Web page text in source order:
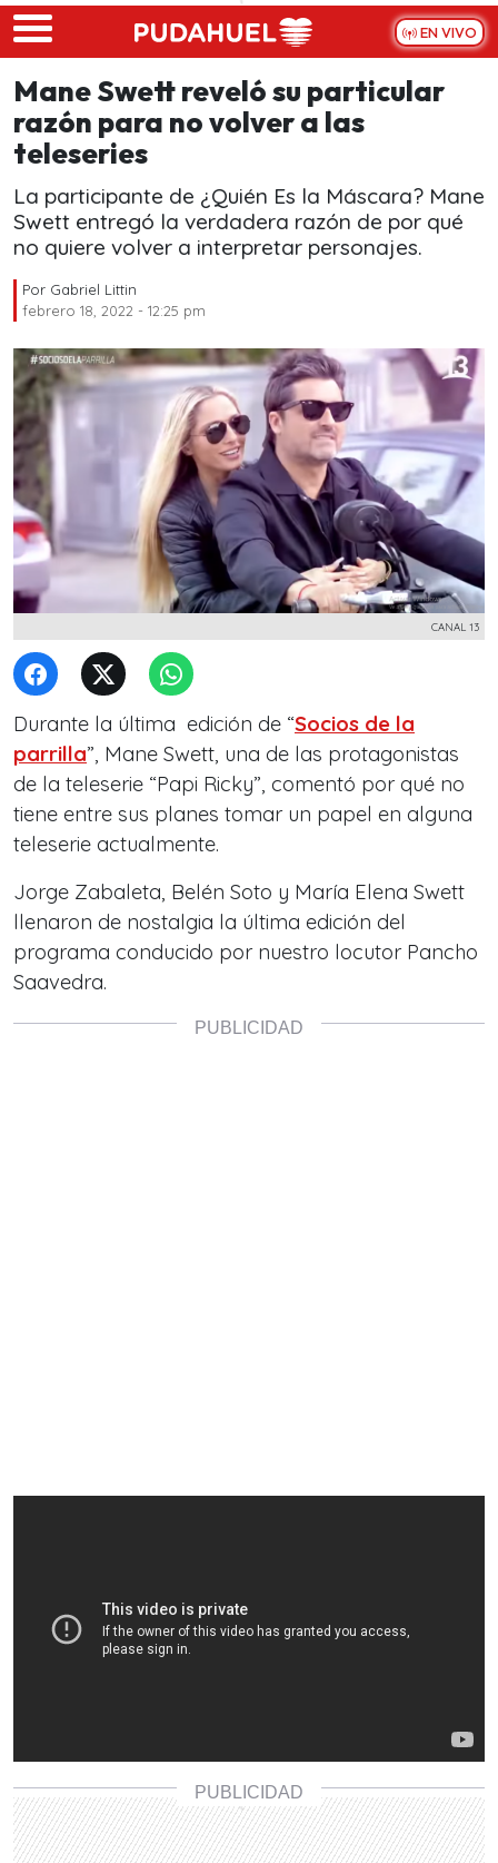
Skip to main content
EN VIVO
Mane Swett reveló su particular
razón para no volver a las
teleseries
La participante de ¿Quién Es la Máscara? Mane
Swett entregó la verdadera razón de por qué
no quiere volver a interpretar personajes.
Por Gabriel Littin
febrero 18, 2022 - 12:25 pm
CANAL 13
Durante la última edición de “Socios de la
parrilla”, Mane Swett, una de las protagonistas
de la teleserie “Papi Ricky”, comentó por qué no
tiene entre sus planes tomar un papel en alguna
teleserie actualmente.
Jorge Zabaleta, Belén Soto y María Elena Swett
llenaron de nostalgia la última edición del
programa conducido por nuestro locutor Pancho
Saavedra.